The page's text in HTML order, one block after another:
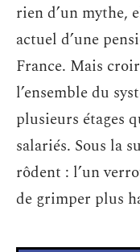
rien d’un mythe,
actuel d’une
France. Mais
l’ensemble du
plusieurs étages
salariés. Sous la
rôdent : l’un
de grimper plus